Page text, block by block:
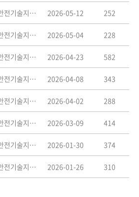
백신안전기술지원센터 2026-05-12 252
백신안전기술지원센터 2026-05-04 228
백신안전기술지원센터 2026-04-23 582
백신안전기술지원센터 2026-04-08 343
백신안전기술지원센터 2026-04-02 288
백신안전기술지원센터 2026-03-09 414
백신안전기술지원센터 2026-01-30 374
백신안전기술지원센터 2026-01-26 310